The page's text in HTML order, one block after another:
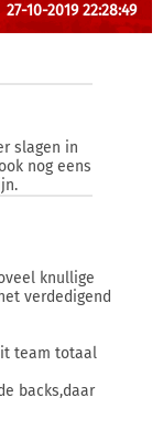
27-10-2019 22:28:49
slagen in
nog eens
knullige
verdedigend
team totaal
backs,daar